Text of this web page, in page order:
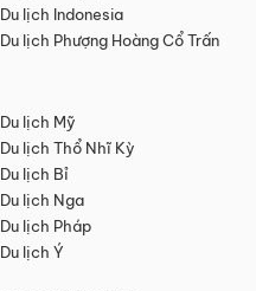
Du lịch Indonesia
Du lịch Phượng Hoàng Cổ Trấn
Du lịch Mỹ
Du lịch Thổ Nhĩ Kỳ
Du lịch Bỉ
Du lịch Nga
Du lịch Pháp
Du lịch Ý